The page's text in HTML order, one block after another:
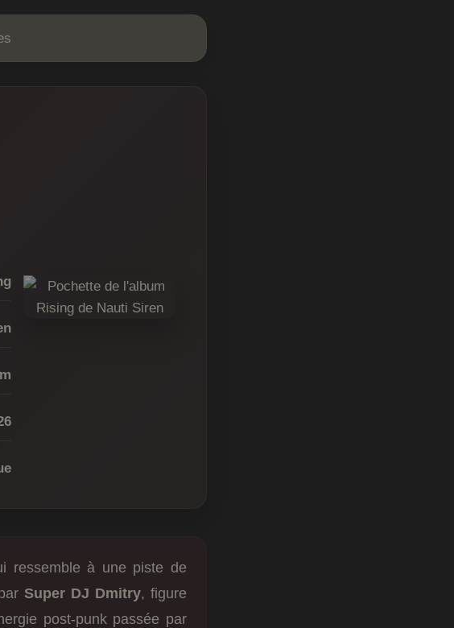
ressemble à une piste de
Super DJ Dmitry, figure
post-punk passée par